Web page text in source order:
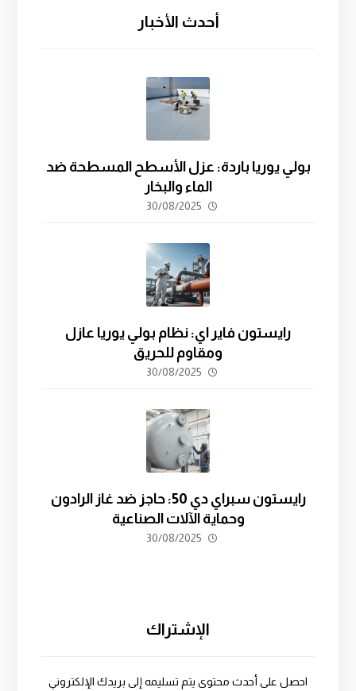
أحدث الأخبار
بولي يوريا باردة: عزل الأسطح المسطحة ضد
الماء والبخار
30/08/2025
رايستون فاير اي: نظام بولي يوريا عازل
ومقاوم للحريق
30/08/2025
رايستون سبراي دي 50: حاجز ضد غاز الرادون
وحماية الآلات الصناعية
30/08/2025
الإشتراك
احصل على أحدث محتوى يتم تسليمه إلى بريدك الإلكتروني